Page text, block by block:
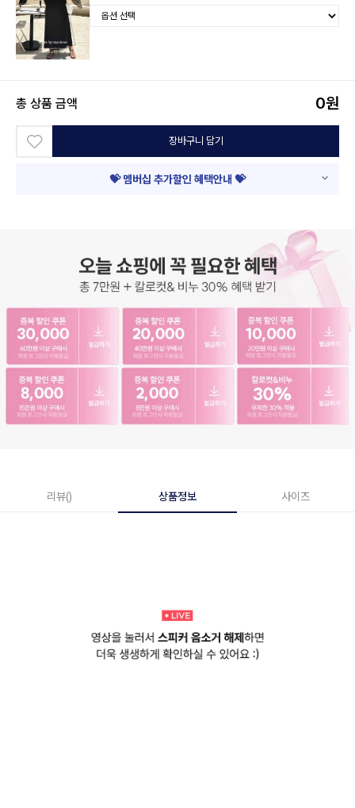
총 상품 금액 0원
장바구니 담기
💝 멤버십 추가할인 혜택안내 💝
리뷰() 상품정보 사이즈